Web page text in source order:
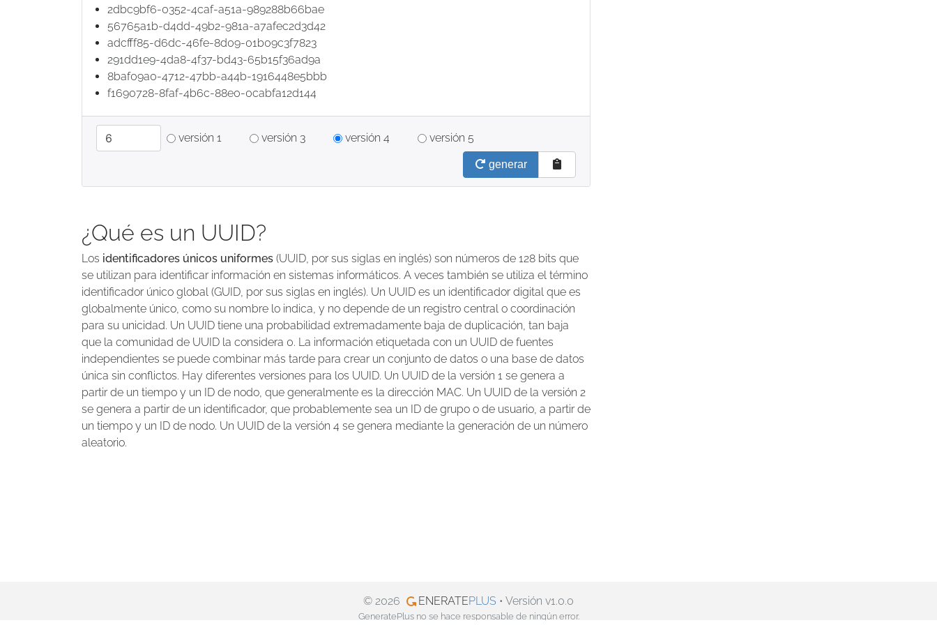
2dbc9bf6-0352-4caf-a51a-989288b66bae
56765a1b-d4dd-49b2-981a-a7afec2d3d42
adcfff85-d6dc-46fe-8d09-01b09c3f7823
291dd1e9-4da8-4f37-bd43-65b15f36ad9a
8baf09a0-4712-47bb-a44b-1916448e5bbb
f1690728-8faf-4b6c-88e0-0cabfa12d144
cantidad
versión 1
versión 3 versión 4 versión 5
generar
¿Qué es un UUID?
Los identificadores únicos uniformes (UUID, por sus siglas en inglés) son números de 128 bits que
se utilizan para identificar información en sistemas informáticos. A veces también se utiliza el término
identificador único global (GUID, por sus siglas en inglés). Un UUID es un identificador digital que es
globalmente único, como su nombre lo indica, y no depende de un registro central o coordinación
para su unicidad. Un UUID tiene una probabilidad extremadamente baja de duplicación, tan baja
que la comunidad de UUID la considera 0. La información etiquetada con un UUID de fuentes
independientes se puede combinar más tarde para crear un conjunto de datos o una base de datos
única sin conflictos. Hay diferentes versiones para los UUID. Un UUID de la versión 1 se genera a
partir de un tiempo y un ID de nodo, que generalmente es la dirección MAC. Un UUID de la versión 2
se genera a partir de un identificador, que probablemente sea un ID de grupo o de usuario, a partir de
un tiempo y un ID de nodo. Un UUID de la versión 4 se genera mediante la generación de un número
aleatorio.
© 2026 ENERATEPLUS • Versión v1.0.0
GeneratePlus no se hace responsable de ningún error.